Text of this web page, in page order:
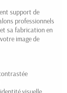
support de
professionnels
sa fabrication en
image de